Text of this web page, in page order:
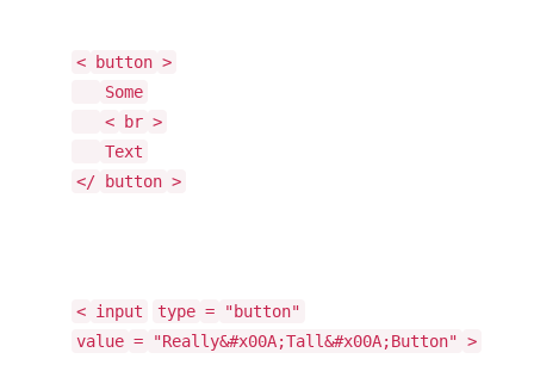
< button >
Some
<
br >
Text
</
button >
< input type =
"button"
value = "Really&#x00A;Tall&#x00A;Button" >